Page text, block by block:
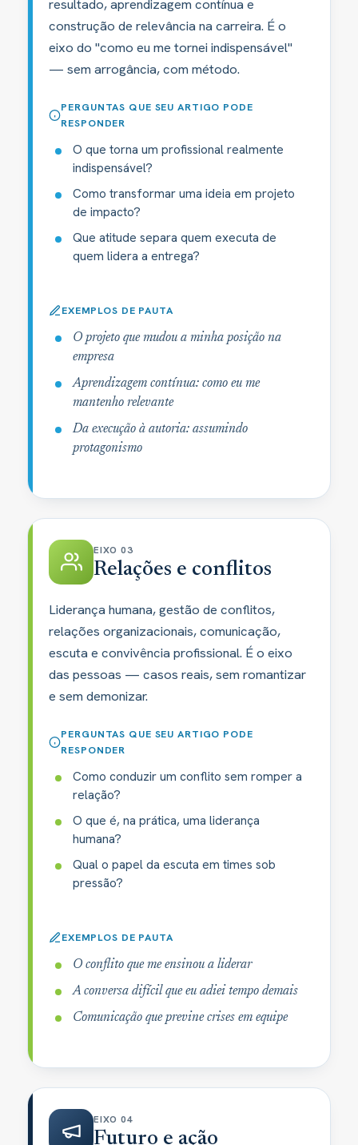
resultado, aprendizagem contínua e
construção de relevância na carreira. É o
eixo do "como eu me tornei indispensável"
— sem arrogância, com método.
PERGUNTAS QUE SEU ARTIGO PODE
RESPONDER
O que torna um profissional realmente
indispensável?
Como transformar uma ideia em projeto
de impacto?
Que atitude separa quem executa de
quem lidera a entrega?
EXEMPLOS DE PAUTA
O projeto que mudou a minha posição na
empresa
Aprendizagem contínua: como eu me
mantenho relevante
Da execução à autoria: assumindo
protagonismo
EIXO 03
Relações e conflitos
Liderança humana, gestão de conflitos,
relações organizacionais, comunicação,
escuta e convivência profissional. É o eixo
das pessoas — casos reais, sem romantizar
e sem demonizar.
PERGUNTAS QUE SEU ARTIGO PODE
RESPONDER
Como conduzir um conflito sem romper a
relação?
O que é, na prática, uma liderança
humana?
Qual o papel da escuta em times sob
pressão?
EXEMPLOS DE PAUTA
O conflito que me ensinou a liderar
A conversa difícil que eu adiei tempo demais
Comunicação que previne crises em equipe
EIXO 04
Futuro e ação